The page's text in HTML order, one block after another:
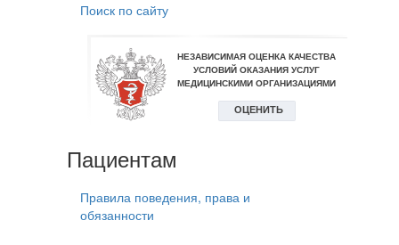
Поиск по сайту
Пациентам
Правила поведения, права и
обязанности